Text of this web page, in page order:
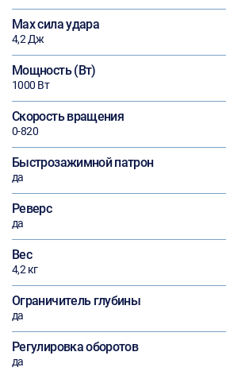
Max сила удара
4,2 Дж
Мощность (Вт)
1000 Вт
Скорость вращения
0-820
Быстрозажимной патрон
да
Реверс
да
Вес
4,2 кг
Ограничитель глубины
да
Регулировка оборотов
да